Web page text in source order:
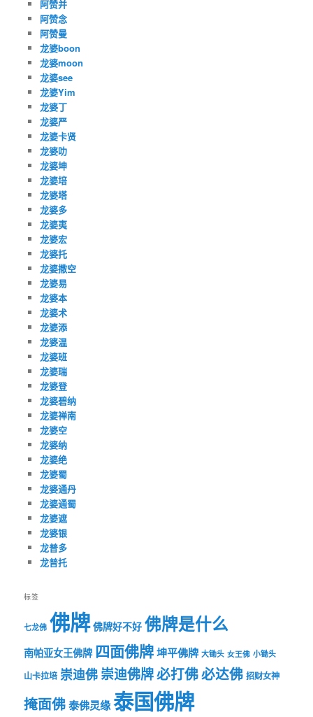
阿赞并
阿赞念
阿赞曼
龙婆boon
龙婆moon
龙婆see
龙婆Yim
龙婆丁
龙婆严
龙婆卡贤
龙婆叻
龙婆坤
龙婆培
龙婆塔
龙婆多
龙婆夷
龙婆宏
龙婆托
龙婆撒空
龙婆易
龙婆本
龙婆术
龙婆添
龙婆温
龙婆班
龙婆瑞
龙婆登
龙婆碧纳
龙婆禅南
龙婆空
龙婆纳
龙婆绝
龙婆蜀
龙婆通丹
龙婆通蜀
龙婆遮
龙婆银
龙普多
龙普托
标签
七龙佛 佛牌 佛牌好不好 佛牌是什么
南帕亚女王佛牌 四面佛牌坤平佛牌 大锄头 女王佛 小锄头
山卡拉培 崇迪佛崇迪佛牌必打佛必达佛 招财女神
掩面佛泰佛灵缘泰国佛牌